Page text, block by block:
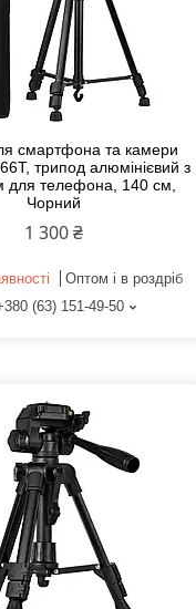
смартфона та камери
трипод алюмінієвий з
для телефона, 140 см,
Чорний
1 300 ₴
Оптом і в роздріб
(63) 151-49-50